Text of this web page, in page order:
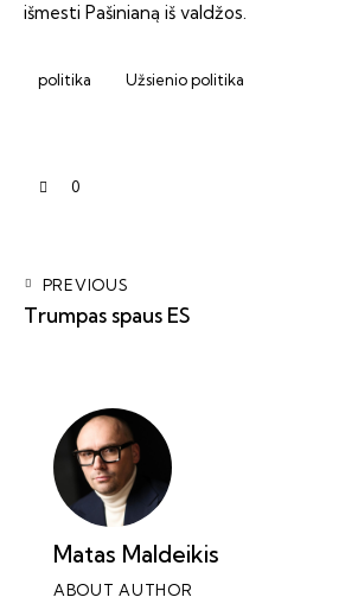
išmesti Pašinianą iš valdžos.
politika Užsienio politika
0
PREVIOUS
Trumpas spaus ES
Matas Maldeikis
ABOUT AUTHOR